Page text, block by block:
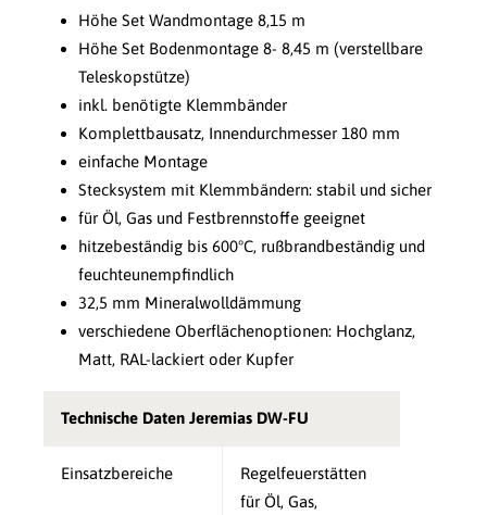
Höhe Set Wandmontage 8,15 m
Höhe Set Bodenmontage 8- 8,45 m (verstellbare
Teleskopstütze)
inkl. benötigte Klemmbänder
Komplettbausatz, Innendurchmesser 180 mm
einfache Montage
Stecksystem mit Klemmbändern: stabil und sicher
für Öl, Gas und Festbrennstoffe geeignet
hitzebeständig bis 600°C, rußbrandbeständig und
feuchteunempfindlich
32,5 mm Mineralwolldämmung
verschiedene Oberflächenoptionen: Hochglanz,
Matt, RAL-lackiert oder Kupfer
Technische Daten Jeremias DW-FU
Einsatzbereiche
Regelfeuerstätten
für Öl, Gas,